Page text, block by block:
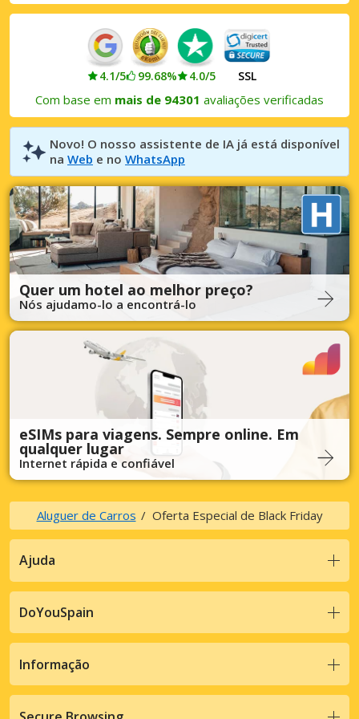
4.1/5 99.68% 4.0/5 SSL
Com base em mais de 94301 avaliações verificadas
Novo! O nosso assistente de IA já está disponível
na Web e no WhatsApp
Quer um hotel ao melhor preço?
Nós ajudamo-lo a encontrá-lo
eSIMs para viagens. Sempre online. Em
qualquer lugar
Internet rápida e confiável
Aluguer de Carros Oferta Especial de Black Friday
Ajuda
DoYouSpain
Informação